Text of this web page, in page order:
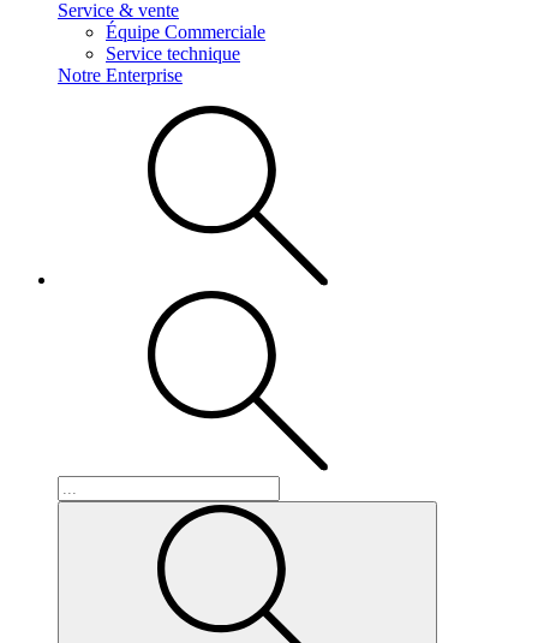
Service & vente
Équipe Commerciale
Service technique
Notre Enterprise